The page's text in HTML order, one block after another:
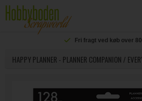
Fri fragt ved køb over
HAPPY PLANNER - PLANNER COMPANION /